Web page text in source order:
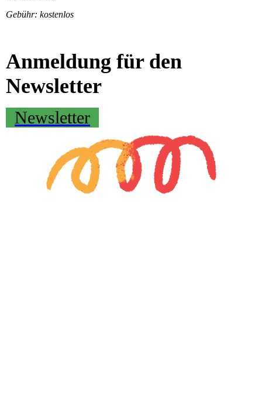
Gebühr: kostenlos
Anmeldung für den
Newsletter
Newsletter